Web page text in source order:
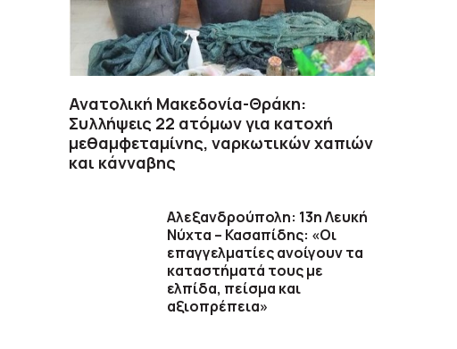
Ανατολική Μακεδονία-Θράκη:
Συλλήψεις 22 ατόμων για κατοχή
μεθαμφεταμίνης, ναρκωτικών χαπιών
και κάνναβης
Αλεξανδρούπολη: 13η Λευκή
Νύχτα – Κασαπίδης: «Οι
επαγγελματίες ανοίγουν τα
καταστήματά τους με
ελπίδα, πείσμα και
αξιοπρέπεια»